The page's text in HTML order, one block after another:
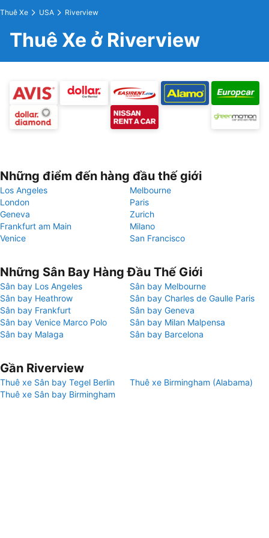
Thuê Xe USA Riverview
Thuê Xe ở Riverview
Những điểm đến hàng đầu thế giới
Los Angeles
Melbourne
London
Paris
Geneva
Zurich
Frankfurt am Main
Milano
Venice
San Francisco
Những Sân Bay Hàng Đầu Thế Giới
Sân bay Los Angeles
Sân bay Melbourne
Sân bay Heathrow
Sân bay Charles de Gaulle Paris
Sân bay Frankfurt
Sân bay Geneva
Sân bay Venice Marco Polo
Sân bay Milan Malpensa
Sân bay Malaga
Sân bay Barcelona
Gần Riverview
Thuê xe Sân bay Tegel Berlin
Thuê xe Birmingham (Alabama)
Thuê xe Sân bay Birmingham